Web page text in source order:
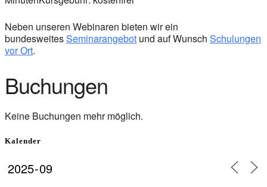
Neben unseren Webinaren bieten wir ein
bundesweitesSeminarangebot und auf Wunsch Schulungen
vor Ort.
Buchungen
Keine Buchungen mehr möglich.
Kalender